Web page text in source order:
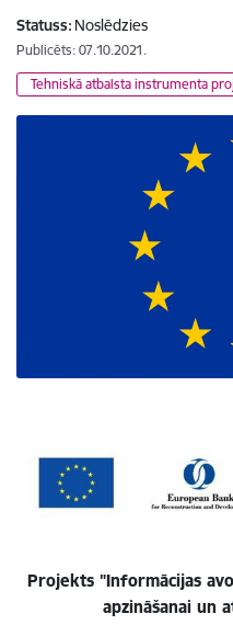
Statuss: Noslēdzies
Publicēts: 07.10.2021.
Tehniskā atbalsta instrumenta
Projekts "Informācijas
apzināšanai un